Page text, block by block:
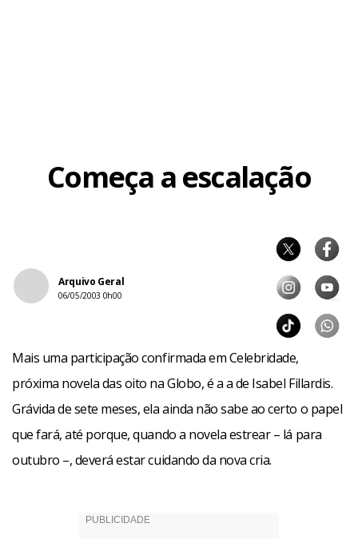
Começa a escalação
Arquivo Geral
06/05/2003 0h00
Mais uma participação confirmada em Celebridade,
próxima novela das oito na Globo, é a a de Isabel Fillardis.
Grávida de sete meses, ela ainda não sabe ao certo o papel
que fará, até porque, quando a novela estrear – lá para
outubro –, deverá estar cuidando da nova cria.